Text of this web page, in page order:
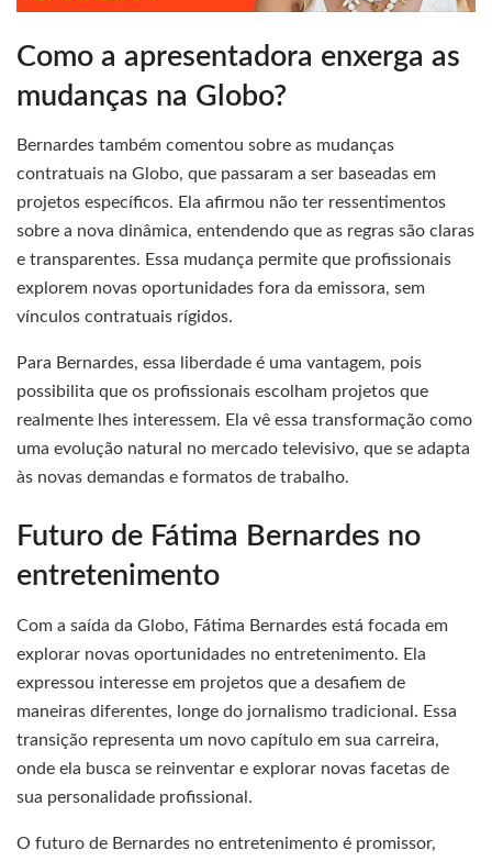
Como a apresentadora enxerga as
mudanças na Globo?
Bernardes também comentou sobre as mudanças
contratuais na Globo, que passaram a ser baseadas em
projetos específicos. Ela afirmou não ter ressentimentos
sobre a nova dinâmica, entendendo que as regras são claras
e transparentes. Essa mudança permite que profissionais
explorem novas oportunidades fora da emissora, sem
vínculos contratuais rígidos.
Para Bernardes, essa liberdade é uma vantagem, pois
possibilita que os profissionais escolham projetos que
realmente lhes interessem. Ela vê essa transformação como
uma evolução natural no mercado televisivo, que se adapta
às novas demandas e formatos de trabalho.
Futuro de Fátima Bernardes no
entretenimento
Com a saída da Globo, Fátima Bernardes está focada em
explorar novas oportunidades no entretenimento. Ela
expressou interesse em projetos que a desafiem de
maneiras diferentes, longe do jornalismo tradicional. Essa
transição representa um novo capítulo em sua carreira,
onde ela busca se reinventar e explorar novas facetas de
sua personalidade profissional.
O futuro de Bernardes no entretenimento é promissor,